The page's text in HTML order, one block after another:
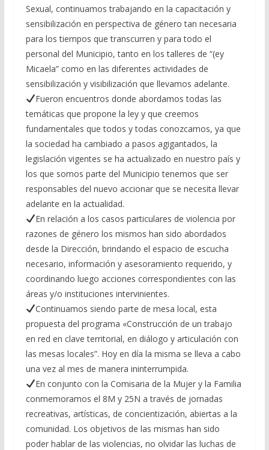
Sexual, continuamos trabajando en la capacitación y
sensibilización en perspectiva de género tan necesaria
para los tiempos que transcurren y para todo el
personal del Municipio, tanto en los talleres de “(ey
Micaela” como en las diferentes actividades de
sensibilización y visibilización que llevamos adelante.
Fueron encuentros donde abordamos todas las
temáticas que propone la ley y que creemos
fundamentales que todos y todas conozcamos, ya que
la sociedad ha cambiado a pasos agigantados, la
legislación vigentes se ha actualizado en nuestro país y
los que somos parte del Municipio tenemos que ser
responsables del nuevo accionar que se necesita llevar
adelante en la actualidad.
En relación a los casos particulares de violencia por
razones de género los mismos han sido abordados
desde la Dirección, brindando el espacio de escucha
necesario, información y asesoramiento requerido, y
coordinando luego acciones correspondientes con las
áreas y/o instituciones intervinientes.
Continuamos siendo parte de mesa local, esta
propuesta del programa «Construcción de un trabajo
en red en clave territorial, en diálogo y articulación con
las mesas locales”. Hoy en día la misma se lleva a cabo
una vez al mes de manera ininterrumpida.
En conjunto con la Comisaria de la Mujer y la Familia
conmemoramos el 8M y 25N a través de jornadas
recreativas, artísticas, de concientización, abiertas a la
comunidad. Los objetivos de las mismas han sido
poder hablar de las violencias, no olvidar las luchas de